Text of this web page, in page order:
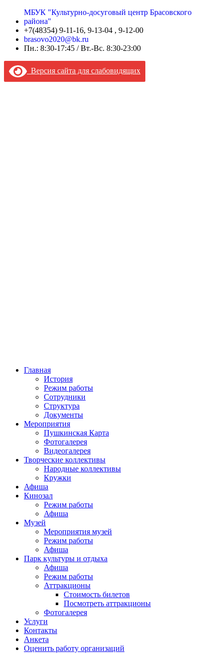
МБУК "Культурно-досуговый центр Брасовского
района"
+7(48354) 9-11-16, 9-13-04 , 9-12-00
brasovo2020@bk.ru
Пн.: 8:30-17:45 / Вт.-Вс. 8:30-23:00
Версия сайта для слабовидящих
Главная
История
Режим работы
Сотрудники
Структура
Документы
Мероприятия
Пушкинская Карта
Фотогалерея
Видеогалерея
Творческие коллективы
Народные коллективы
Кружки
Афиша
Кинозал
Режим работы
Афиша
Музей
Мероприятия музей
Режим работы
Афиша
Парк культуры и отдыха
Афиша
Режим работы
Аттракционы
Стоимость билетов
Посмотреть аттракционы
Фотогалерея
Услуги
Контакты
Анкета
Оценить работу организаций